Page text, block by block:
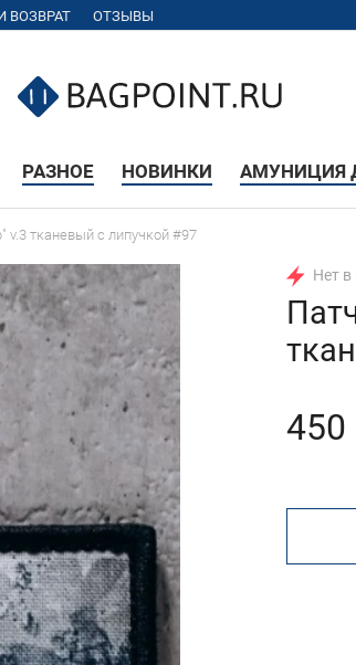
ВОЗВРАТ ОТЗЫВЫ
РАЗНОЕ НОВИНКИ АМУНИЦИЯ
v.3 тканевый с липучкой #97
Нет в
450